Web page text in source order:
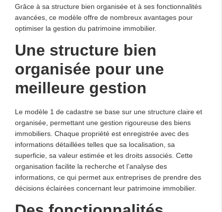
Grâce à sa structure bien organisée et à ses fonctionnalités
avancées, ce modèle offre de nombreux avantages pour
optimiser la gestion du patrimoine immobilier.
Une structure bien
organisée pour une
meilleure gestion
Le modèle 1 de cadastre se base sur une structure claire et
organisée, permettant une gestion rigoureuse des biens
immobiliers. Chaque propriété est enregistrée avec des
informations détaillées telles que sa localisation, sa
superficie, sa valeur estimée et les droits associés. Cette
organisation facilite la recherche et l’analyse des
informations, ce qui permet aux entreprises de prendre des
décisions éclairées concernant leur patrimoine immobilier.